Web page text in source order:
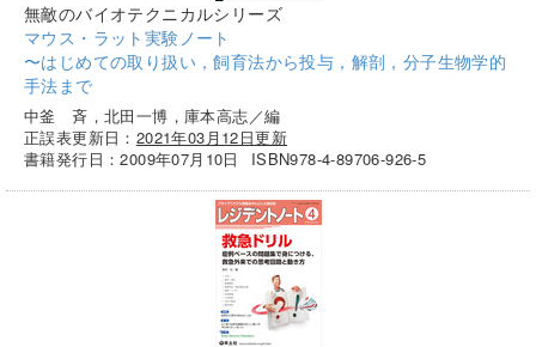
無敵のバイオテクニカルシリーズ
マウス・ラット実験ノート
〜はじめての取り扱い，飼育法から投与，解剖，分子生物学的
手法まで
中釜 斉，北田一博，庫本高志／編
正誤表更新日： 2021年03月12日更新
書籍発行日：2009年07月10日
ISBN978-4-89706-926-5